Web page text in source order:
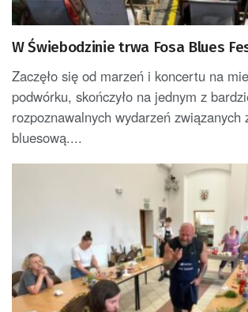
W Świebodzinie trwa Fosa Blues
Zaczęło się od marzeń i koncertu na
podwórku, skończyło na jednym z
rozpoznawalnych wydarzeń związanych
bluesową....